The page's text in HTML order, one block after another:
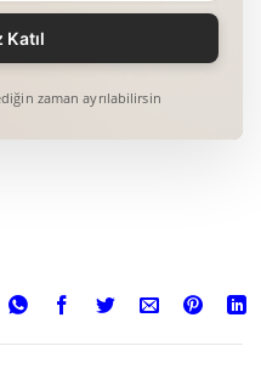
zaman ayrılabilirsin